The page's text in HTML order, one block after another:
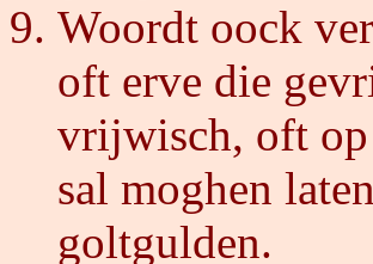
Woordt oock
oft erve die
vrijwisch, oft op
sal moghen
goltgulden.